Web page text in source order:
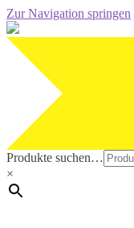
Zur Navigation springen
Produkte suchen…
×